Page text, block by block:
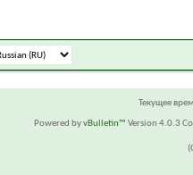
Текущее
Powered byvBulletin™ Version 4.0.3